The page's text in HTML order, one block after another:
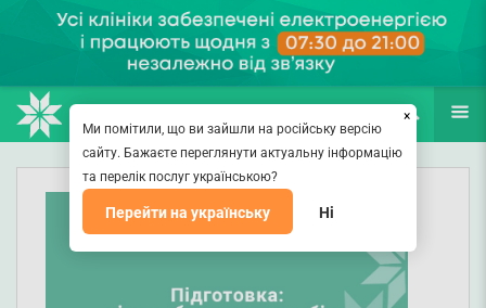
(067) 127-03-03
ПОИСК ЕЩЁ
×
Ми помітили, що ви зайшли на російську версію
сайту. Бажаєте переглянути актуальну інформацію
та перелік послуг українською?
Перейти на українську Ні